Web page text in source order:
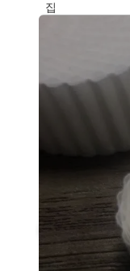
집